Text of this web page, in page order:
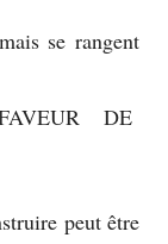
se rangent
DE
peut être